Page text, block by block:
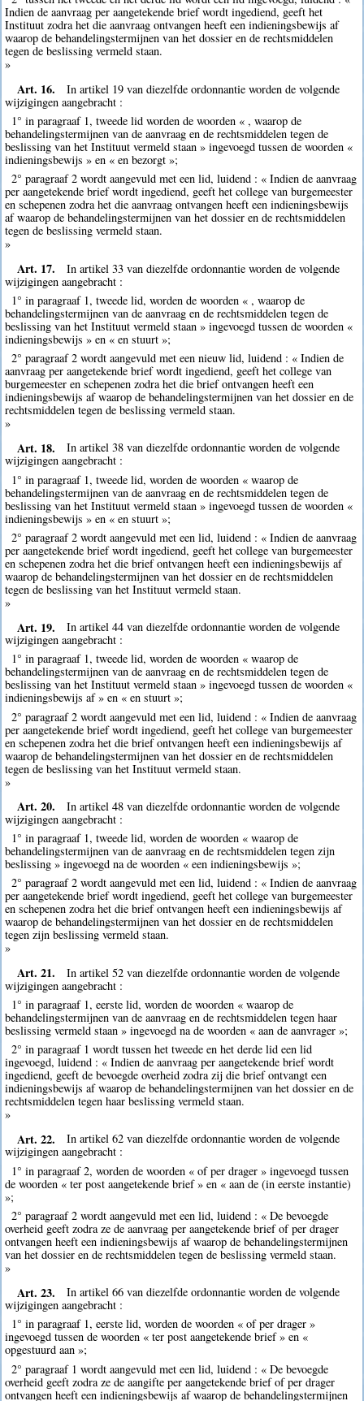
Indien de aanvraag per aangetekende brief wordt ingediend, geeft het
Instituut zodra het die aanvraag ontvangen heeft een indieningsbewijs af
waarop de behandelingstermijnen van het dossier en de rechtsmiddelen
tegen de beslissing vermeld staan.
»
Art. 16.
In artikel 19 van diezelfde ordonnantie worden de volgende
wijzigingen aangebracht :
1° in paragraaf 1, tweede lid worden de woorden « , waarop de
behandelingstermijnen van de aanvraag en de rechtsmiddelen tegen de
beslissing van het Instituut vermeld staan » ingevoegd tussen de woorden «
indieningsbewijs » en « en bezorgt »;
2° paragraaf 2 wordt aangevuld met een lid, luidend : « Indien de aanvraag
per aangetekende brief wordt ingediend, geeft het college van burgemeester
en schepenen zodra het die aanvraag ontvangen heeft een indieningsbewijs
af waarop de behandelingstermijnen van het dossier en de rechtsmiddelen
tegen de beslissing vermeld staan.
»
Art. 17.
In artikel 33 van diezelfde ordonnantie worden de volgende
wijzigingen aangebracht :
1° in paragraaf 1, tweede lid, worden de woorden « , waarop de
behandelingstermijnen van de aanvraag en de rechtsmiddelen tegen de
beslissing van het Instituut vermeld staan » ingevoegd tussen de woorden «
indieningsbewijs » en « en stuurt »;
2° paragraaf 2 wordt aangevuld met een nieuw lid, luidend : « Indien de
aanvraag per aangetekende brief wordt ingediend, geeft het college van
burgemeester en schepenen zodra het die brief ontvangen heeft een
indieningsbewijs af waarop de behandelingstermijnen van het dossier en de
rechtsmiddelen tegen de beslissing vermeld staan.
»
Art. 18.
In artikel 38 van diezelfde ordonnantie worden de volgende
wijzigingen aangebracht :
1° in paragraaf 1, tweede lid, worden de woorden « waarop de
behandelingstermijnen van de aanvraag en de rechtsmiddelen tegen de
beslissing van het Instituut vermeld staan » ingevoegd tussen de woorden «
indieningsbewijs » en « en stuurt »;
2° paragraaf 2 wordt aangevuld met een lid, luidend : « Indien de aanvraag
per aangetekende brief wordt ingediend, geeft het college van burgemeester
en schepenen zodra het die brief ontvangen heeft een indieningsbewijs af
waarop de behandelingstermijnen van het dossier en de rechtsmiddelen
tegen de beslissing van het Instituut vermeld staan.
»
Art. 19.
In artikel 44 van diezelfde ordonnantie worden de volgende
wijzigingen aangebracht :
1° in paragraaf 1, tweede lid, worden de woorden « waarop de
behandelingstermijnen van de aanvraag en de rechtsmiddelen tegen de
beslissing van het Instituut vermeld staan » ingevoegd tussen de woorden «
indieningsbewijs af » en « en stuurt »;
2° paragraaf 2 wordt aangevuld met een lid, luidend : « Indien de aanvraag
per aangetekende brief wordt ingediend, geeft het college van burgemeester
en schepenen zodra het die brief ontvangen heeft een indieningsbewijs af
waarop de behandelingstermijnen van het dossier en de rechtsmiddelen
tegen de beslissing van het Instituut vermeld staan.
»
Art. 20.
In artikel 48 van diezelfde ordonnantie worden de volgende
wijzigingen aangebracht :
1° in paragraaf 1, tweede lid, worden de woorden « waarop de
behandelingstermijnen van de aanvraag en de rechtsmiddelen tegen zijn
beslissing » ingevoegd na de woorden « een indieningsbewijs »;
2° paragraaf 2 wordt aangevuld met een lid, luidend : « Indien de aanvraag
per aangetekende brief wordt ingediend, geeft het college van burgemeester
en schepenen zodra het die brief ontvangen heeft een indieningsbewijs af
waarop de behandelingstermijnen van het dossier en de rechtsmiddelen
tegen zijn beslissing vermeld staan.
»
Art. 21.
In artikel 52 van diezelfde ordonnantie worden de volgende
wijzigingen aangebracht :
1° in paragraaf 1, eerste lid, worden de woorden « waarop de
behandelingstermijnen van de aanvraag en de rechtsmiddelen tegen haar
beslissing vermeld staan » ingevoegd na de woorden « aan de aanvrager »;
2° in paragraaf 1 wordt tussen het tweede en het derde lid een lid
ingevoegd, luidend : « Indien de aanvraag per aangetekende brief wordt
ingediend, geeft de bevoegde overheid zodra zij die brief ontvangt een
indieningsbewijs af waarop de behandelingstermijnen van het dossier en de
rechtsmiddelen tegen haar beslissing vermeld staan.
»
Art. 22.
In artikel 62 van diezelfde ordonnantie worden de volgende
wijzigingen aangebracht :
1° in paragraaf 2, worden de woorden « of per drager » ingevoegd tussen
de woorden « ter post aangetekende brief » en « aan de (in eerste instantie)
»;
2° paragraaf 2 wordt aangevuld met een lid, luidend : « De bevoegde
overheid geeft zodra ze de aanvraag per aangetekende brief of per drager
ontvangen heeft een indieningsbewijs af waarop de behandelingstermijnen
van het dossier en de rechtsmiddelen tegen de beslissing vermeld staan.
»
Art. 23.
In artikel 66 van diezelfde ordonnantie worden de volgende
wijzigingen aangebracht :
1° in paragraaf 1, eerste lid, worden de woorden « of per drager »
ingevoegd tussen de woorden « ter post aangetekende brief » en «
opgestuurd aan »;
2° paragraaf 1 wordt aangevuld met een lid, luidend : « De bevoegde
overheid geeft zodra ze de aangifte per aangetekende brief of per drager
ontvangen heeft een indieningsbewijs af waarop de behandelingstermijnen